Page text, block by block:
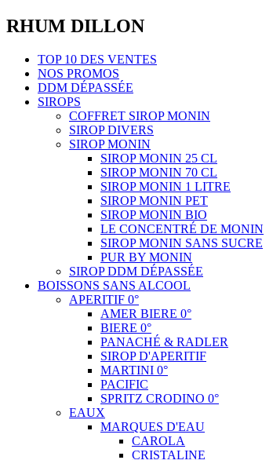
RHUM DILLON
TOP 10 DES VENTES
NOS PROMOS
DDM DÉPASSÉE
SIROPS
COFFRET SIROP MONIN
SIROP DIVERS
SIROP MONIN
SIROP MONIN 25 CL
SIROP MONIN 70 CL
SIROP MONIN 1 LITRE
SIROP MONIN PET
SIROP MONIN BIO
LE CONCENTRÉ DE MONIN
SIROP MONIN SANS SUCRE
PUR BY MONIN
SIROP DDM DÉPASSÉE
BOISSONS SANS ALCOOL
APERITIF 0°
AMER BIERE 0°
BIERE 0°
PANACHÉ & RADLER
SIROP D'APERITIF
MARTINI 0°
PACIFIC
SPRITZ CRODINO 0°
EAUX
MARQUES D'EAU
CAROLA
CRISTALINE